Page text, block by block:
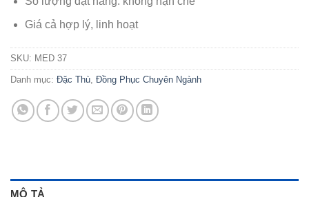
Giá cả hợp lý, linh hoạt
SKU: MED 37
Danh mục: Đặc Thù, Đồng Phục Chuyên Ngành
MÔ TẢ